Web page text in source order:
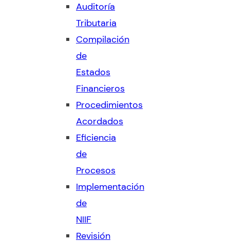
Auditoría
Tributaria
Compilación
de
Estados
Financieros
Procedimientos
Acordados
Eficiencia
de
Procesos
Implementación
de
NIIF
Revisión